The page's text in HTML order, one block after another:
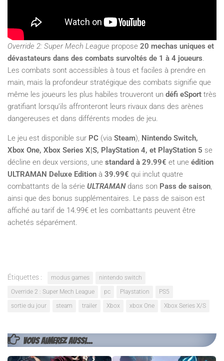
Override 2: Super Mech League propose 20 mechas uniques et
dévastateurs dans des combats survoltés de 1 à 4 joueurs.
Les combats sont accessibles à tous et faciles à prendre en
main, mais la profondeur stratégique des combats signifie que
même les joueurs les plus habiles trouveront un défi eSport très
gratifiant lorsqu’ils affronteront leurs rivaux dans des arènes
dangereuses et dans différents modes de jeu.
Le jeu est disponible sur PC (via Steam), Nintendo Switch,
Xbox One, Xbox Series X|S, PlayStation 4, et PlayStation 5 se
décline en deux versions, une standard à 29.99€ et une édition
ULTRAMAN Deluxe Edition à 39.99€ qui inclut quatre
combattants de la série ULTRAMAN dans son Pass de saison,
ainsi que des bonus supplémentaires. Le pass de saison est
affiché au tarif de 14.99€ et les combattants peuvent être
achetés séparément.
Étiquettes : modus games
nintendo switch
Override 2 : Super Mech League
pc Playstation
PS5
sortie du jour
steam trailer Xbox xbox One Xbox Series X/S
VOUS AIMEREZ AUSSI...